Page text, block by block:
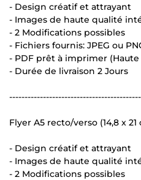
- Design créatif et attrayant
- Images de haute qualité
- 2 Modifications possibles
- Fichiers fournis: JPEG ou
- PDF prêt à imprimer
- Durée de livraison 2 Jours
Flyer A5 recto/verso (14,8 x 21
- Design créatif et attrayant
- Images de haute qualité
- 2 Modifications possibles